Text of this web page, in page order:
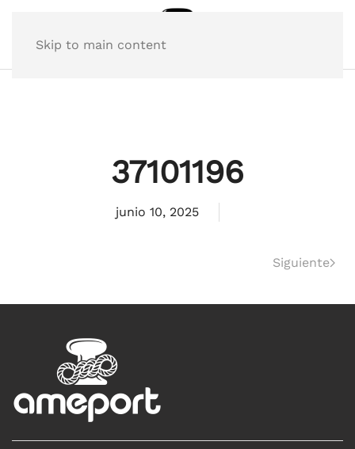
Skip to main content
37101196
junio 10, 2025
Siguiente